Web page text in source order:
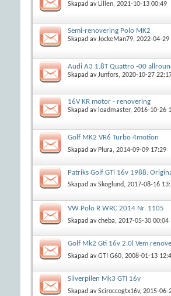
Skapad av Lillen, 2021-10-13 00:49
Semi-renovering Polo MK2
Skapad avJockeMan79, 2022-04-29
Audi A3 1.8T Quattro -00
Skapad avJunfors, 2020-10-27
16V KR motor - renovering
Skapad av loadmaster, 2016-10-26
Golf MK2 VR6 Turbo 4motion
Skapad av Plura, 2014-09-09 17:29
Patriks Golf GTi 16v 1988:
Skapad avSkoglund, 2017-08-16
VW Polo R WRC 2014 Nr. 1105
Skapad avcheba, 2017-05-30 00:04
Golf Mk2 Gti 16v 2.0l Vem
Skapad avGTI G60, 2008-01-13
Silverpilen Mk3 GTI 16v
Skapad avSciroccogtx16v, 2015-06-